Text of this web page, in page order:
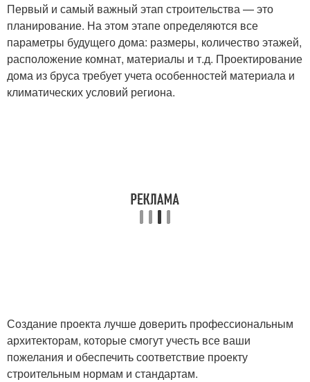
Первый и самый важный этап строительства — это
планирование. На этом этапе определяются все
параметры будущего дома: размеры, количество этажей,
расположение комнат, материалы и т.д. Проектирование
дома из бруса требует учета особенностей материала и
климатических условий региона.
Создание проекта лучше доверить профессиональным
архитекторам, которые смогут учесть все ваши
пожелания и обеспечить соответствие проекту
строительным нормам и стандартам.